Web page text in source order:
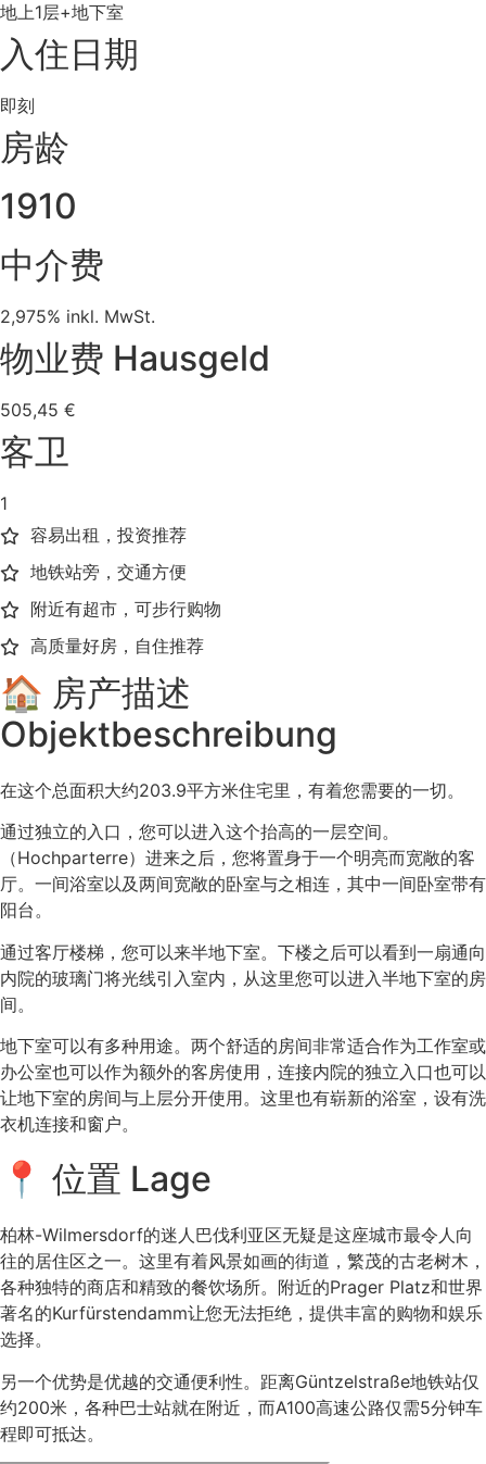
地上1层+地下室
入住日期
即刻
房龄
1910
中介费
2,975% inkl. MwSt.
物业费 Hausgeld
505,45 €
客卫
1
容易出租，投资推荐
地铁站旁，交通方便
附近有超市，可步行购物
高质量好房，自住推荐
🏠 房产描述
Objektbeschreibung
在这个总面积大约203.9平方米住宅里，有着您需要的一切。
通过独立的入口，您可以进入这个抬高的一层空间。
（Hochparterre）进来之后，您将置身于一个明亮而宽敞的客
厅。一间浴室以及两间宽敞的卧室与之相连，其中一间卧室带有
阳台。
通过客厅楼梯，您可以来半地下室。下楼之后可以看到一扇通向
内院的玻璃门将光线引入室内，从这里您可以进入半地下室的房
间。
地下室可以有多种用途。两个舒适的房间非常适合作为工作室或
办公室也可以作为额外的客房使用，连接内院的独立入口也可以
让地下室的房间与上层分开使用。这里也有崭新的浴室，设有洗
衣机连接和窗户。
📍 位置 Lage
柏林-Wilmersdorf的迷人巴伐利亚区无疑是这座城市最令人向
往的居住区之一。这里有着风景如画的街道，繁茂的古老树木，
各种独特的商店和精致的餐饮场所。附近的Prager Platz和世界
著名的Kurfürstendamm让您无法拒绝，提供丰富的购物和娱乐
选择。
另一个优势是优越的交通便利性。距离Güntzelstraße地铁站仅
约200米，各种巴士站就在附近，而A100高速公路仅需5分钟车
程即可抵达。